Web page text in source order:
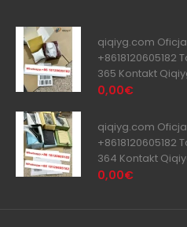
qiqiyg.com
+8618120605182
365 Kontakt
0,00€
qiqiyg.com
+8618120605182
364 Kontakt
0,00€